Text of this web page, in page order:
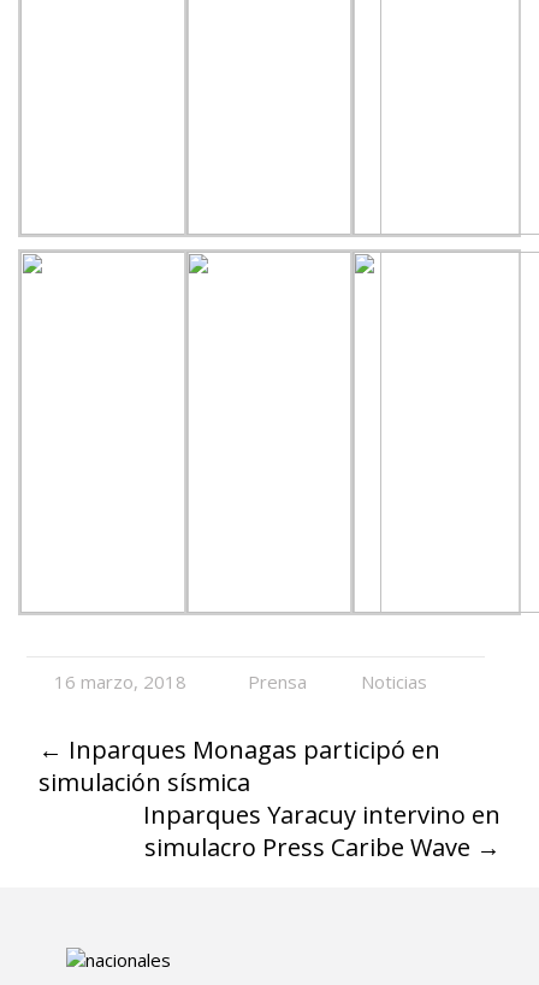
16 marzo, 2018 Prensa Noticias
← Inparques Monagas participó en
simulación sísmica
Inparques Yaracuy intervino en
simulacro Press Caribe Wave →